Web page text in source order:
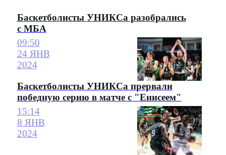
Баскетболисты УНИКСа разобрались
с МБА
09:50
24 ЯНВ
2024
Баскетболисты УНИКСа прервали
победную серию в матче с "Енисеем"
15:14
8 ЯНВ
2024